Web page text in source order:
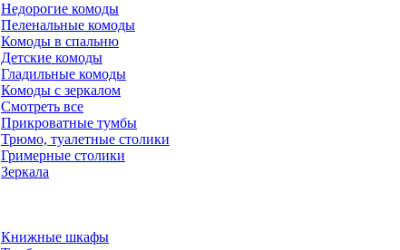
Недорогие комоды
Пеленальные комоды
Комоды в спальню
Детские комоды
Гладильные комоды
Комоды с зеркалом
Смотреть все
Прикроватные тумбы
Трюмо, туалетные столики
Гримерные столики
Зеркала
Книжные шкафы